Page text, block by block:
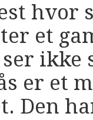
hvor
et
ikke
er et
Den